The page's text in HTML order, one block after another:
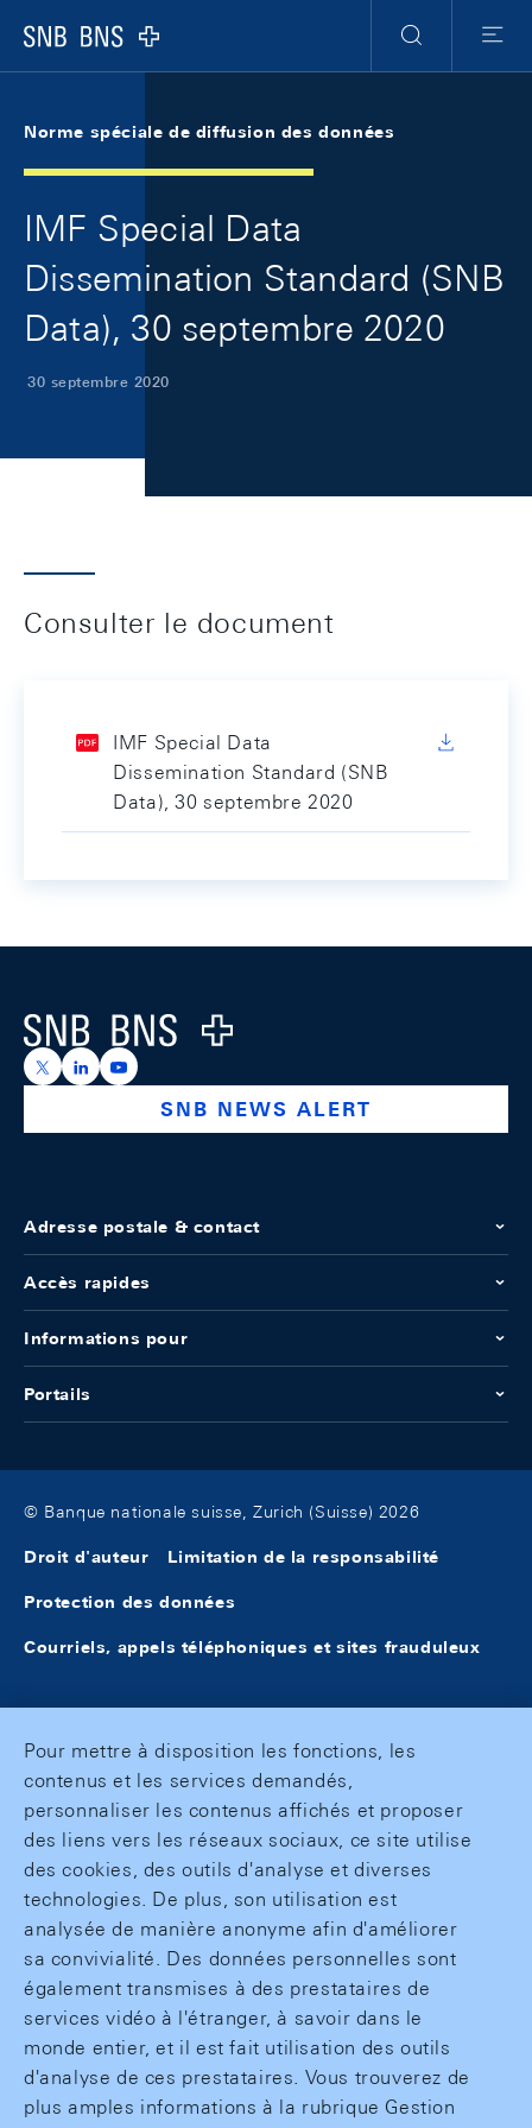
Logo
RechercheMenu
Norme spéciale de diffusion des données
IMF Special Data
Dissemination Standard (SNB
Data), 30 septembre 2020
30 septembre 2020
Consulter le document
IMF Special Data
Dissemination Standard (SNB
Data), 30 septembre 2020
Logo
https://x.com/snb_bns
https://ch.linkedin.com/company/swiss-national-
https://www.youtube.com/@swissnationalbank
SNB NEWS ALERT
Adresse postale & contact
Accès rapides
Informations pour
Portails
© Banque nationale suisse, Zurich (Suisse) 2026
Droit d'auteur Limitation de la responsabilité
Protection des données
Courriels, appels téléphoniques et sites frauduleux
Pour mettre à disposition les fonctions, les
contenus et les services demandés,
personnaliser les contenus affichés et proposer
des liens vers les réseaux sociaux, ce site utilise
des cookies, des outils d'analyse et diverses
technologies. De plus, son utilisation est
analysée de manière anonyme afin d'améliorer
sa convivialité. Des données personnelles sont
également transmises à des prestataires de
services vidéo à l'étranger, à savoir dans le
monde entier, et il est fait utilisation des outils
d'analyse de ces prestataires. Vous trouverez de
plus amples informations à la rubrique Gestion